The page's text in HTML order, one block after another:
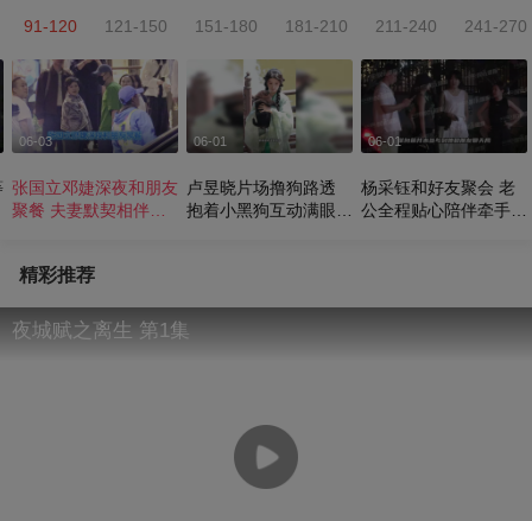
91-120 121-150 151-180 181-210 211-240 241-270
06-03
张国立邓婕深夜和朋友
聚餐 夫妻默契相伴安
06-01
卢昱晓片场撸狗路透
抱着小黑狗互动满眼温
06-01
杨采钰和好友聚会 老
公全程贴心陪伴牵手同
精彩推荐
夜城赋之离生 第1集